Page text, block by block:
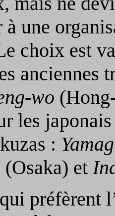
à une
choix est
anciennes
wo
les
:
(Osaka) et
préfèrent